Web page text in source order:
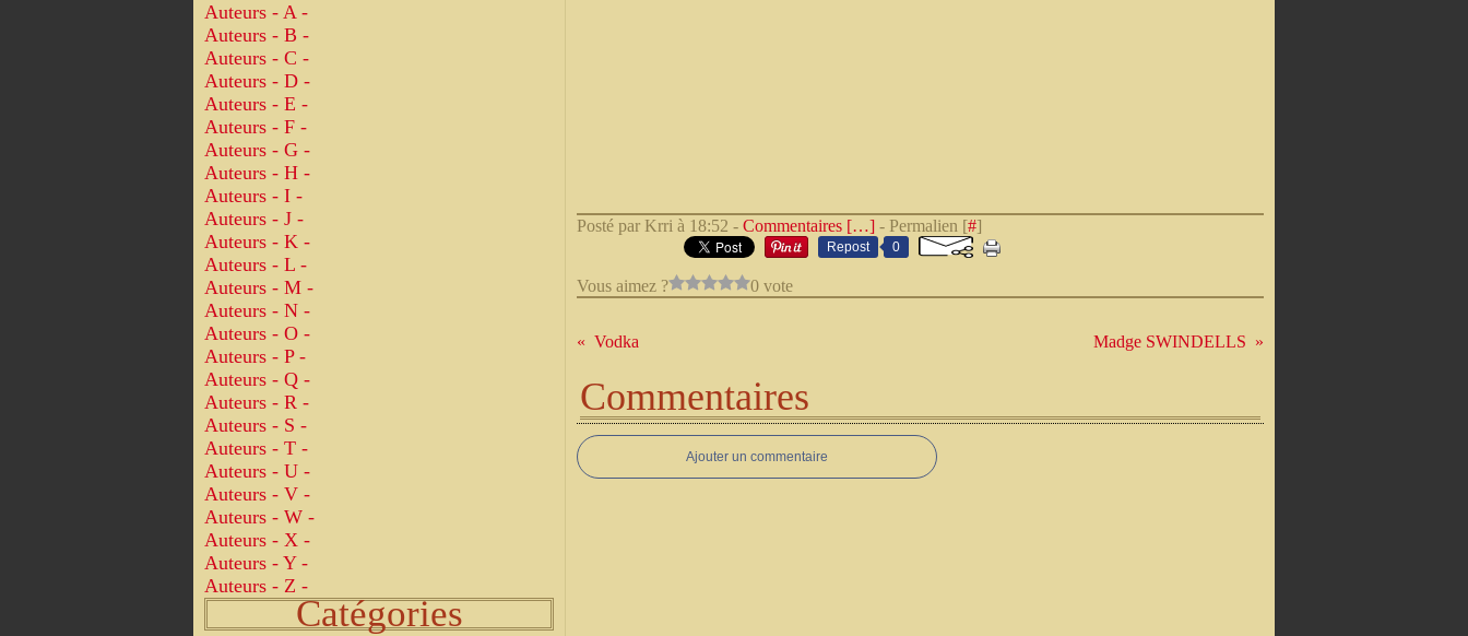
Auteurs - A -
Auteurs - B -
Auteurs - C -
Auteurs - D -
Auteurs - E -
Auteurs - F -
Auteurs - G -
Auteurs - H -
Auteurs - I -
Auteurs - J -
Auteurs - K -
Auteurs - L -
Auteurs - M -
Auteurs - N -
Auteurs - O -
Auteurs - P -
Auteurs - Q -
Auteurs - R -
Auteurs - S -
Auteurs - T -
Auteurs - U -
Auteurs - V -
Auteurs - W -
Auteurs - X -
Auteurs - Y -
Auteurs - Z -
Catégories
Posté par Krri à 18:52 - Commentaires […] - Permalien [#]
Repost 0
Vous aimez ? 0 vote
Vodka Madge SWINDELLS
Commentaires
Ajouter un commentaire